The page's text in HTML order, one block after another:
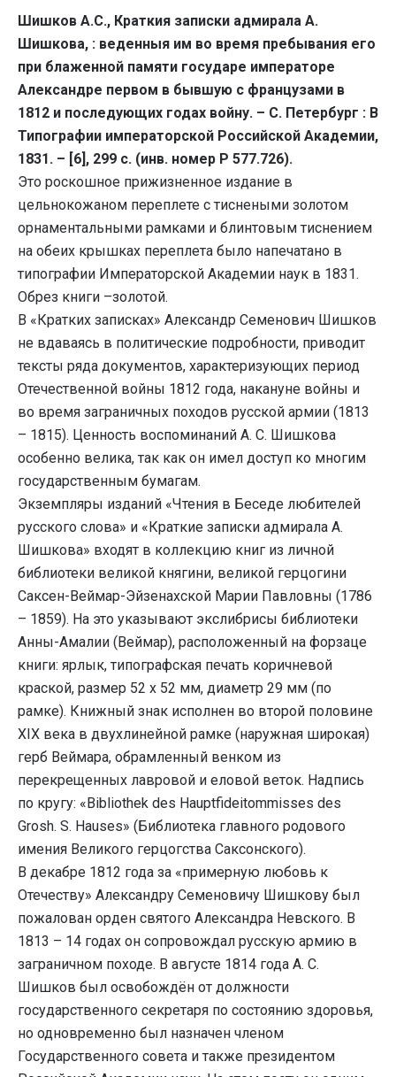
Шишков А.С., Краткия записки адмирала А.
Шишкова, : веденныя им во время пребывания его
при блаженной памяти государе императоре
Александре первом в бывшую с французами в
1812 и последующих годах войну. – С. Петербург : В
Типографии императорской Российской Академии,
1831. – [6], 299 с. (инв. номер Р 577.726).
Это роскошное прижизненное издание в
цельнокожаном переплете с тиснеными золотом
орнаментальными рамками и блинтовым тиснением
на обеих крышках переплета было напечатано в
типографии Императорской Академии наук в 1831.
Обрез книги –золотой.
В «Кратких записках» Александр Семенович Шишков
не вдаваясь в политические подробности, приводит
тексты ряда документов, характеризующих период
Отечественной войны 1812 года, накануне войны и
во время заграничных походов русской армии (1813
– 1815). Ценность воспоминаний А. С. Шишкова
особенно велика, так как он имел доступ ко многим
государственным бумагам.
Экземпляры изданий «Чтения в Беседе любителей
русского слова» и «Краткие записки адмирала А.
Шишкова» входят в коллекцию книг из личной
библиотеки великой княгини, великой герцогини
Саксен-Веймар-Эйзенахской Марии Павловны (1786
– 1859). На это указывают экслибрисы библиотеки
Анны-Амалии (Веймар), расположенный на форзаце
книги: ярлык, типографская печать коричневой
краской, размер 52 х 52 мм, диаметр 29 мм (по
рамке). Книжный знак исполнен во второй половине
XIX века в двухлинейной рамке (наружная широкая)
герб Веймара, обрамленный венком из
перекрещенных лавровой и еловой веток. Надпись
по кругу: «Bibliothek des Hauptfideitommisses des
Grosh. S. Hauses» (Библиотека главного родового
имения Великого герцогства Саксонского).
В декабре 1812 года за «примерную любовь к
Отечеству» Александру Семеновичу Шишкову был
пожалован орден святого Александра Невского. В
1813 – 14 годах он сопровождал русскую армию в
заграничном походе. В августе 1814 года А. С.
Шишков был освобождён от должности
государственного секретаря по состоянию здоровья,
но одновременно был назначен членом
Государственного совета и также президентом